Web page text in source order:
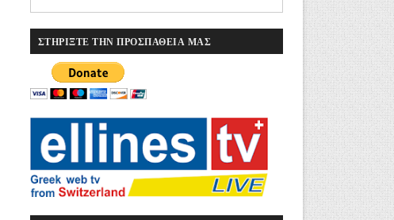
ΣΤΗΡΙΞΤΕ ΤΗΝ ΠΡΟΣΠΑΘΕΙΑ ΜΑΣ